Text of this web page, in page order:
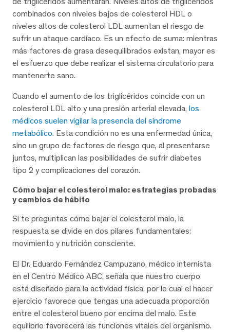
combinados con niveles bajos de colesterol HDL o
niveles altos de colesterol LDL aumentan el riesgo de
sufrir un ataque cardíaco. Es un efecto de suma: mientras
más factores de grasa desequilibrados existan, mayor es
el esfuerzo que debe realizar el sistema circulatorio para
mantenerte sano.
Cuando el aumento de los triglicéridos coincide con un
colesterol LDL alto y una presión arterial elevada, los
médicos suelen vigilar la presencia del síndrome
metabólico. Esta condición no es una enfermedad única,
sino un grupo de factores de riesgo que, al presentarse
juntos, multiplican las posibilidades de sufrir diabetes
tipo 2 y complicaciones del corazón.
Cómo bajar el colesterol malo: estrategias probadas
y cambios de hábito
Si te preguntas cómo bajar el colesterol malo, la
respuesta se divide en dos pilares fundamentales:
movimiento y nutrición consciente.
El Dr. Eduardo Fernández Campuzano, médico internista
en el Centro Médico ABC, señala que nuestro cuerpo
está diseñado para la actividad física, por lo cual el hacer
ejercicio favorece que tengas una adecuada proporción
entre el colesterol bueno por encima del malo. Este
equilibrio favorecerá las funciones vitales del organismo.